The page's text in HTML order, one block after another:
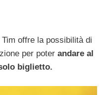
Tim offre la possibilità di
per poter andare al
biglietto.